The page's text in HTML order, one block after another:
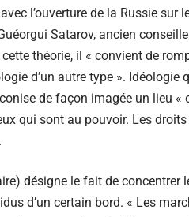
l’ouverture de la Russie sur
Satarov, ancien
théorie, il « convient de
d’un autre type ». Idéologie
de façon imagée un lieu
qui sont au pouvoir. Les
désigne le fait de concentrer
d’un certain bord. « Les